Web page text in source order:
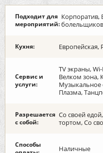
Подходит для
мероприятий:
Корпоратив,
Кухня: Европейская,
Сервис и
услуги:
TV экраны,
Велком зона,
Музыкальное
Плазма,
Разрешается
с собой:
Со своей
тортом, Со
Способы
Наличные